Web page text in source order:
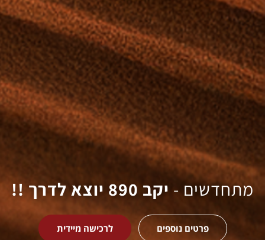
מתחדשים - יקב 890 יוצא לדרך !!
פרטים נוספים לרכישה מיידית